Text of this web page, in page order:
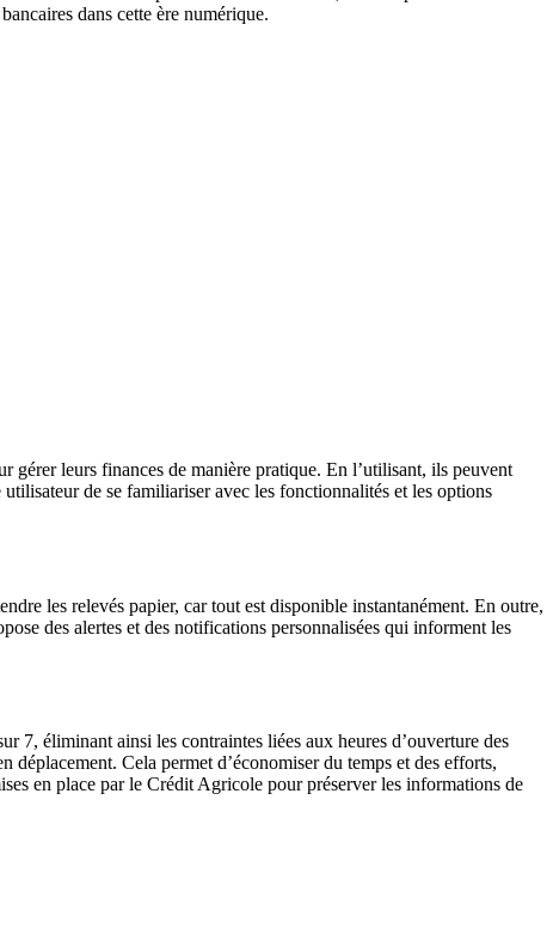
dans cette ère numérique.
leurs finances de manière pratique. En l’utilisant, ils peuvent
de se familiariser avec les fonctionnalités et les options
les relevés papier, car tout est disponible instantanément. En outre,
des alertes et des notifications personnalisées qui informent les
7, éliminant ainsi les contraintes liées aux heures d’ouverture des
Cela permet d’économiser du temps et des efforts,
en place par le Crédit Agricole pour préserver les informations de